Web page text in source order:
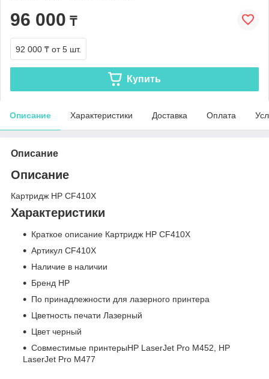
96 000 ₸
92 000 ₸ от 5 шт.
Купить
Описание Характеристики Доставка Оплата
Описание
Описание
Картридж HP CF410X
Характеристики
Краткое описание Картридж HP CF410X
Артикул CF410X
Наличие в наличии
Бренд HP
По принадлежности для лазерного принтера
Цветность печати Лазерный
Цвет черный
Совместимые принтерыHP LaserJet Pro M452, HP
LaserJet Pro M477